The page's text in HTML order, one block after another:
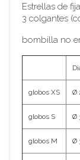
Estrellas de
3 colgantes
bombilla no
globos XS Ø
globos S Ø
globos M Ø